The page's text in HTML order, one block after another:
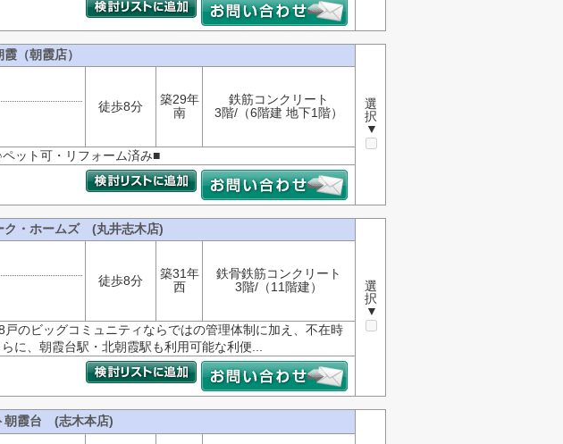
（朝霞店）
選
択
▼
徒歩8分
築29年
南
鉄筋コンクリート
3階/（6階建 地下1階）
ット可・リフォーム済み■
ク・ホームズ (丸井志木店)
選
択
▼
徒歩8分
築31年
西
鉄骨鉄筋コンクリート
3階/（11階建）
のビッグコミュニティならではの管理体制に加え、不在時
に、朝霞台駅・北朝霞駅も利用可能な利便...
朝霞台 (志木本店)